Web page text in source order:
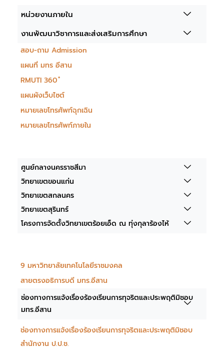
หน่วยงานภายใน
งานพัฒนาวิชาการและส่งเสริมการศึกษา
สอบ-ถาม Admission
แผนที่ มทร อีสาน
RMUTI 360 ํ
แผนผังเว็บไซต์
หมายเลขโทรศัพท์ฉุกเฉิน
หมายเลขโทรศัพท์ภายใน
ศูนย์กลางนครราชสีมา
วิทยาเขตขอนแก่น
วิทยาเขตสกลนคร
วิทยาเขตสุรินทร์
โครงการจัดตั้งวิทยาเขตร้อยเอ็ด ณ ทุ่งกุลาร้องไห้
9 มหาวิทยาลัยเทคโนโลยีราชมงคล
สายตรงอธิการบดี มทร.อีสาน
ช่องทางการแจ้งเรื่องร้องเรียนการทุจริตและประพฤติมิชอบ
มทร.อีสาน
ช่องทางการแจ้งเรื่องร้องเรียนการทุจริตและประพฤติมิชอบ
สำนักงาน ป.ป.ช.